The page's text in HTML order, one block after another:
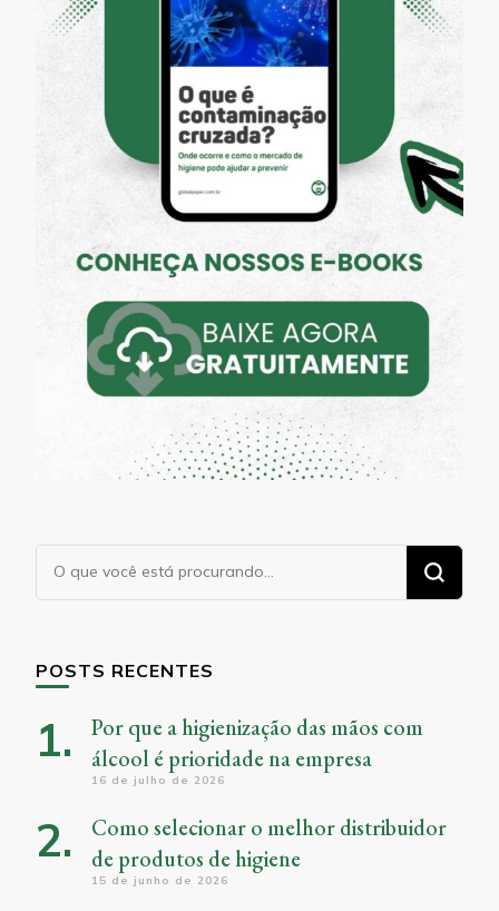
Procurando
POSTS RECENTES
Por que a higienização das mãos com
álcool é prioridade na empresa
16 de julho de 2026
Como selecionar o melhor distribuidor
de produtos de higiene
15 de junho de 2026